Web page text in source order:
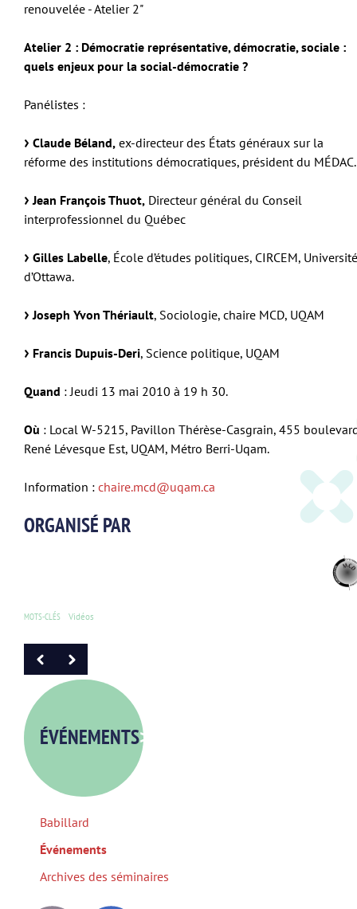
renouvelée - Atelier 2"
Atelier 2 : Démocratie représentative, démocratie, sociale :
quels enjeux pour la social-démocratie ?
Panélistes :
Claude Béland, ex-directeur des États généraux sur la
réforme des institutions démocratiques, président du MÉDAC.
Jean François Thuot, Directeur général du Conseil
interprofessionnel du Québec
Gilles Labelle, École d’études politiques, CIRCEM, Université
d’Ottawa.
Joseph Yvon Thériault, Sociologie, chaire MCD, UQAM
Francis Dupuis-Deri, Science politique, UQAM
Quand : Jeudi 13 mai 2010 à 19 h 30.
Où : Local W-5215, Pavillon Thérèse-Casgrain, 455
René Lévesque Est, UQAM, Métro Berri-Uqam.
Information : chaire.mcd@uqam.ca
ORGANISÉ PAR
MOTS-CLÉS Vidéos
ÉVÉNEMENTS>
Babillard
Événements
Archives des séminaires